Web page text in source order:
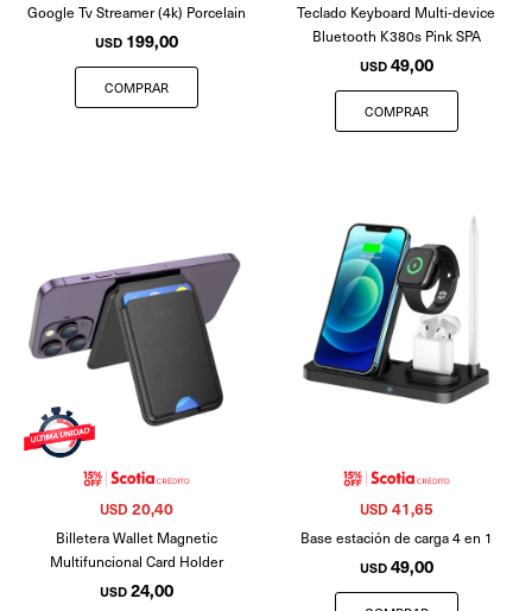
Google Tv Streamer (4k) Porcelain
USD 199,00
Teclado Keyboard Multi-device
Bluetooth K380s Pink SPA
USD 49,00
Billetera Wallet Magnetic
Multifuncional Card Holder
USD 24,00
USD 20,40
Base estación de carga 4 en 1
USD 49,00
USD 41,65